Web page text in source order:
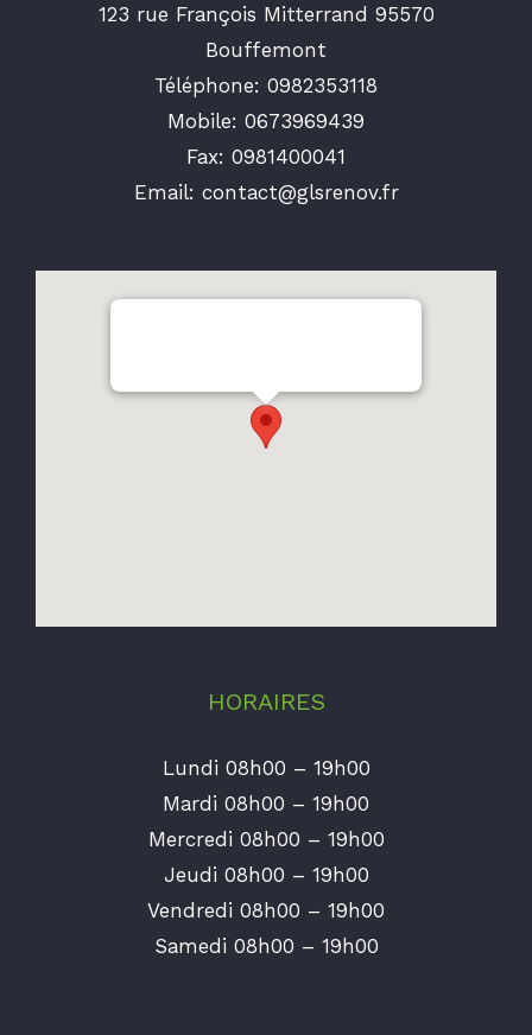
123 rue François Mitterrand 95570
Bouffemont
Téléphone: 0982353118
Mobile: 0673969439
Fax: 0981400041
Email: contact@glsrenov.fr
HORAIRES
Lundi 08h00 – 19h00
Mardi 08h00 – 19h00
Mercredi 08h00 – 19h00
Jeudi 08h00 – 19h00
Vendredi 08h00 – 19h00
Samedi 08h00 – 19h00